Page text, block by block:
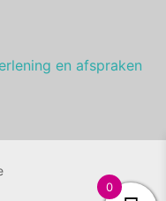
en afspraken
0